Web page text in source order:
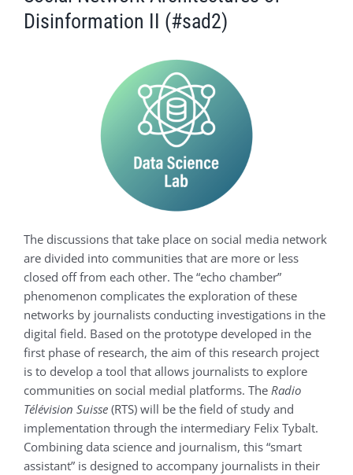
Disinformation II (#sad2)
The discussions that take place on social media network
are divided into communities that are more or less
closed off from each other. The “echo chamber”
phenomenon complicates the exploration of these
networks by journalists conducting investigations in the
digital field. Based on the prototype developed in the
first phase of research, the aim of this research project
is to develop a tool that allows journalists to explore
communities on social medial platforms. The Radio
Télévision Suisse (RTS) will be the field of study and
implementation through the intermediary Felix Tybalt.
Combining data science and journalism, this “smart
assistant” is designed to accompany journalists in their